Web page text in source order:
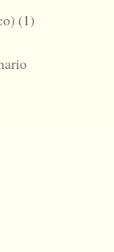
(1)